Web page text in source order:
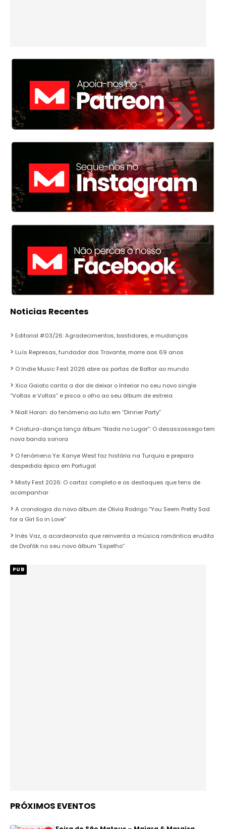
Noticias Recentes
Editorial #03/26: Agradecimentos, bastidores, e mudanças
Luís Represas, fundador dos Trovante, morre aos 69 anos
O Indie Music Fest 2026 abre as portas de Baltar ao mundo
Xico Gaiato canta a dor de deixar o Interior no seu novo single
“Voltas e Voltas” e pisca o olho ao seu álbum de estreia
Niall Horan: do fenómeno ao luto em “Dinner Party”
Criatura-dança lança álbum “Nada no Lugar”: O desassossego tem
nova banda sonora
O fenómeno Ye: Kanye West faz história na Turquia e prepara
despedida épica em Portugal
Misty Fest 2026: O cartaz completo e os destaques que tens de
acompanhar
A cronologia do novo álbum de Olivia Rodrigo “You Seem Pretty Sad
for a Girl So in Love”
Inês Vaz, a acordeonista que reinventa a música romântica erudita
de Dvořák no seu novo álbum “Espelho”
PUB
PRÓXIMOS EVENTOS